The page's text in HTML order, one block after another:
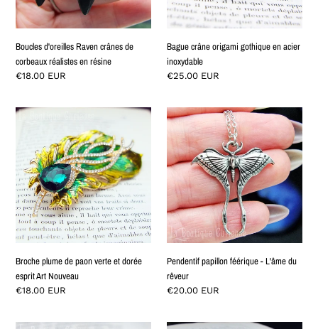
en
résine
Boucles d'oreilles Raven crânes de
corbeaux réalistes en résine
Prix
€18.00 EUR
Bague crâne origami gothique en acier
inoxydable
Prix
€25.00 EUR
Broche
paon
verte
et
dorée
esprit
Art
Broche plume de paon verte et dorée
esprit Art Nouveau
Prix
€18.00 EUR
Pendentif
papillon
féérique
-
L'âme
du
rêveur
Pendentif papillon féérique - L'âme du
rêveur
Prix
€20.00 EUR